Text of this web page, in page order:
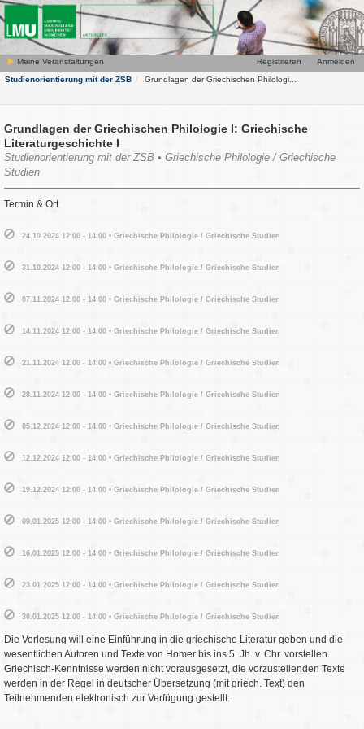
Meine Veranstaltungen Anmelden
Registrieren
Studienorientierung mit der ZSB
Grundlagen der Griechischen Philologi...
Grundlagen der Griechischen Philologie I: Griechische
Literaturgeschichte I
Studienorientierung mit der ZSB • Griechische Philologie / Griechische
Studien
Termin & Ort
24.10.2024 12:00 - 14:00 • Griechische Philologie / Griechische Studien
31.10.2024 12:00 - 14:00 • Griechische Philologie / Griechische Studien
07.11.2024 12:00 - 14:00 • Griechische Philologie / Griechische Studien
14.11.2024 12:00 - 14:00 • Griechische Philologie / Griechische Studien
21.11.2024 12:00 - 14:00 • Griechische Philologie / Griechische Studien
28.11.2024 12:00 - 14:00 • Griechische Philologie / Griechische Studien
05.12.2024 12:00 - 14:00 • Griechische Philologie / Griechische Studien
12.12.2024 12:00 - 14:00 • Griechische Philologie / Griechische Studien
19.12.2024 12:00 - 14:00 • Griechische Philologie / Griechische Studien
09.01.2025 12:00 - 14:00 • Griechische Philologie / Griechische Studien
16.01.2025 12:00 - 14:00 • Griechische Philologie / Griechische Studien
23.01.2025 12:00 - 14:00 • Griechische Philologie / Griechische Studien
30.01.2025 12:00 - 14:00 • Griechische Philologie / Griechische Studien
Die Vorlesung will eine Einführung in die griechische Literatur geben und die
wesentlichen Autoren und Texte von Homer bis ins 5. Jh. v. Chr. vorstellen.
Griechisch-Kenntnisse werden nicht vorausgesetzt, die vorzustellenden Texte
werden in der Regel in deutscher Übersetzung (mit griech. Text) den
Teilnehmenden elektronisch zur Verfügung gestellt.